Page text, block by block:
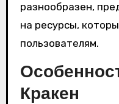
разнообразен,
на ресурсы,
пользователям.
Кракен